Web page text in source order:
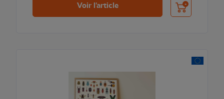
Voir l'article Ajouter au